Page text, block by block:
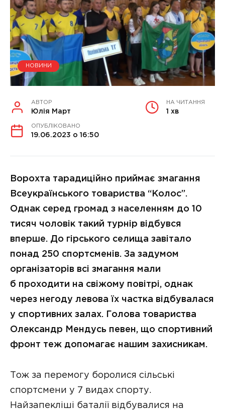
НОВИНИ
АВТОР
Юлія Март
НА ЧИТАННЯ
1 хв
ОПУБЛІКОВАНО
19.06.2023 о 16:50
Ворохта тарадиційно приймає змагання
Всеукраїнського товариства “Колос”.
Однак серед громад з населенням до 10
тисяч чоловік такий турнір відбувся
вперше. До гірського селища завітало
понад 250 спортсменів. За задумом
організаторів всі змагання мали
б проходити на свіжому повітрі, однак
через негоду левова їх частка відбувалася
у спортивних залах. Голова товариства
Олександр Мендусь певен, що спортивний
фронт теж допомагає нашим захисникам.
Тож за перемогу боролися сільські
спортсмени у 7 видах спорту.
Найзапекліші баталії відбувалися на